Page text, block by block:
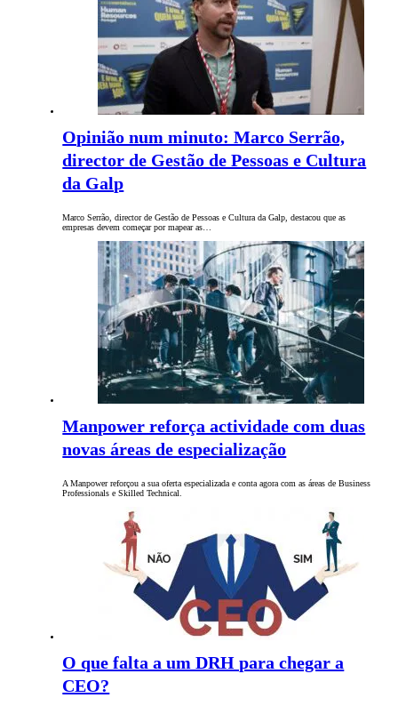
Opinião num minuto: Marco Serrão,
director de Gestão de Pessoas e Cultura
da Galp
Marco Serrão, director de Gestão de Pessoas e Cultura da Galp, destacou que as
empresas devem começar por mapear as…
Manpower reforça actividade com duas
novas áreas de especialização
A Manpower reforçou a sua oferta especializada e conta agora com as áreas de Business
Professionals e Skilled Technical.
O que falta a um DRH para chegar a
CEO?